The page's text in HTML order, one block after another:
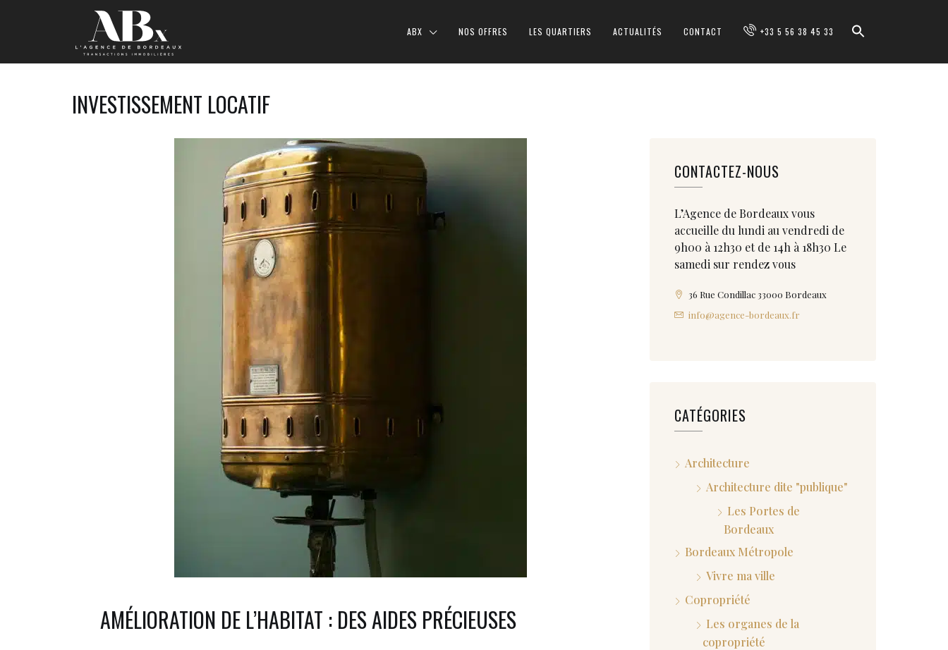
ABX NOS OFFRES LES QUARTIERS ACTUALITÉS CONTACT +33 5 56 38 45 33
INVESTISSEMENT LOCATIF
AMÉLIORATION DE L’HABITAT : DES AIDES PRÉCIEUSES
CONTACTEZ-NOUS
L’Agence de Bordeaux vous
accueille du lundi au vendredi de
9h00 à 12h30 et de 14h à 18h30 Le
samedi sur rendez vous
36 Rue Condillac 33000 Bordeaux
info@agence-bordeaux.fr
CATÉGORIES
Architecture
Architecture dite "publique"
Les Portes de
Bordeaux
Bordeaux Métropole
Vivre ma ville
Copropriété
Les organes de la
copropriété